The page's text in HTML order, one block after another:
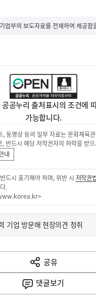
업부의 보도자료를 전재하여 제공함
공누리 출처표시의 조건에
가능합니다.
, 동영상 등의 일부 자료는 문화체육
반드시 해당 저작권자의 허락을 받
내
드시 표기해야 하며, 위반 시 저작권
.
>
기업 방문해 현장의견 청취
공유
열
기
댓글보기